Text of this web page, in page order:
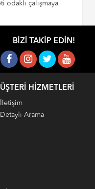
odaklı çalışmaya
BIZI TAKIP EDIN!
HIZMETLERI
İletişim
Detaylı Arama